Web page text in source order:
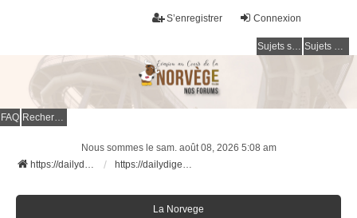
Connexion
S’enregistrer
Sujets sans réponse Sujets actifs
FAQ Rechercher
Nous sommes le sam. août 08, 2026 5:08 am
https://dailydigesthub.com
https://dailydigesthub.com
La Norvege